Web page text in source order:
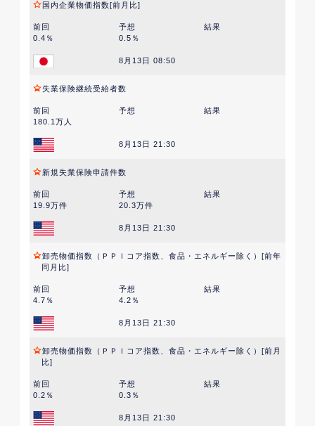
国内企業物価指数[前月比]
前回 予想
結果
0.4％
0.5％
8月13日 08:50
失業保険継続受給者数
前回 予想
結果
180.1万人
8月13日 21:30
新規失業保険申請件数
前回 予想
結果
19.9万件
20.3万件
8月13日 21:30
卸売物価指数（ＰＰＩコア指数、食品・エネルギー除く）[前年
同月比]
前回 予想
結果
4.7％
4.2％
8月13日 21:30
卸売物価指数（ＰＰＩコア指数、食品・エネルギー除く）[前月
比]
前回 予想
結果
0.2％
0.3％
8月13日 21:30